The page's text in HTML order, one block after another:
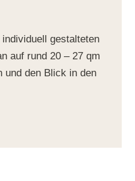
gestalteten
auf rund 20 – 27 qm
und den Blick in den